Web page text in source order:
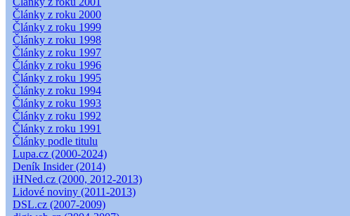
Články z roku 2000
Články z roku 1999
Články z roku 1998
Články z roku 1997
Články z roku 1996
Články z roku 1995
Články z roku 1994
Články z roku 1993
Články z roku 1992
Články z roku 1991
Články podle titulu
Lupa.cz (2000-2024)
Deník Insider (2014)
iHNed.cz (2000, 2012-2013)
Lidové noviny (2011-2013)
DSL.cz (2007-2009)